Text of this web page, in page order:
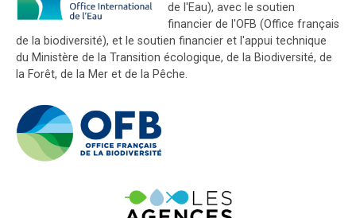
de l'Eau), avec le soutien
financier de l'OFB (Office français
de la biodiversité), et le soutien financier et l'appui technique
du Ministère de la Transition écologique, de la Biodiversité, de
la Forêt, de la Mer et de la Pêche.